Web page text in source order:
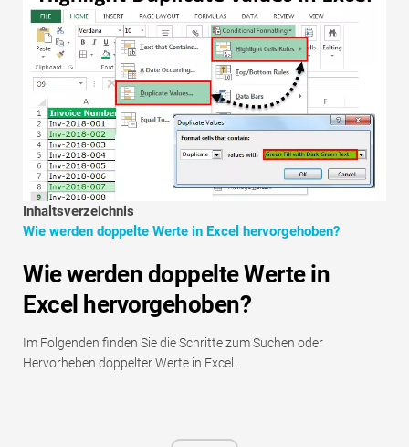
Top Bücher
Finanzkarriere-Leitfäden
Ressourcen für die Finanzzertifizierung
Tutorials zur Finanzmodellierung
Vollständige Form
Risikomanagement-Tutorials
Inhaltsverzeichnis
Wie werden doppelte Werte in Excel hervorgehoben?
Wie werden doppelte Werte in
Excel hervorgehoben?
Im Folgenden finden Sie die Schritte zum Suchen oder
Hervorheben doppelter Werte in Excel.